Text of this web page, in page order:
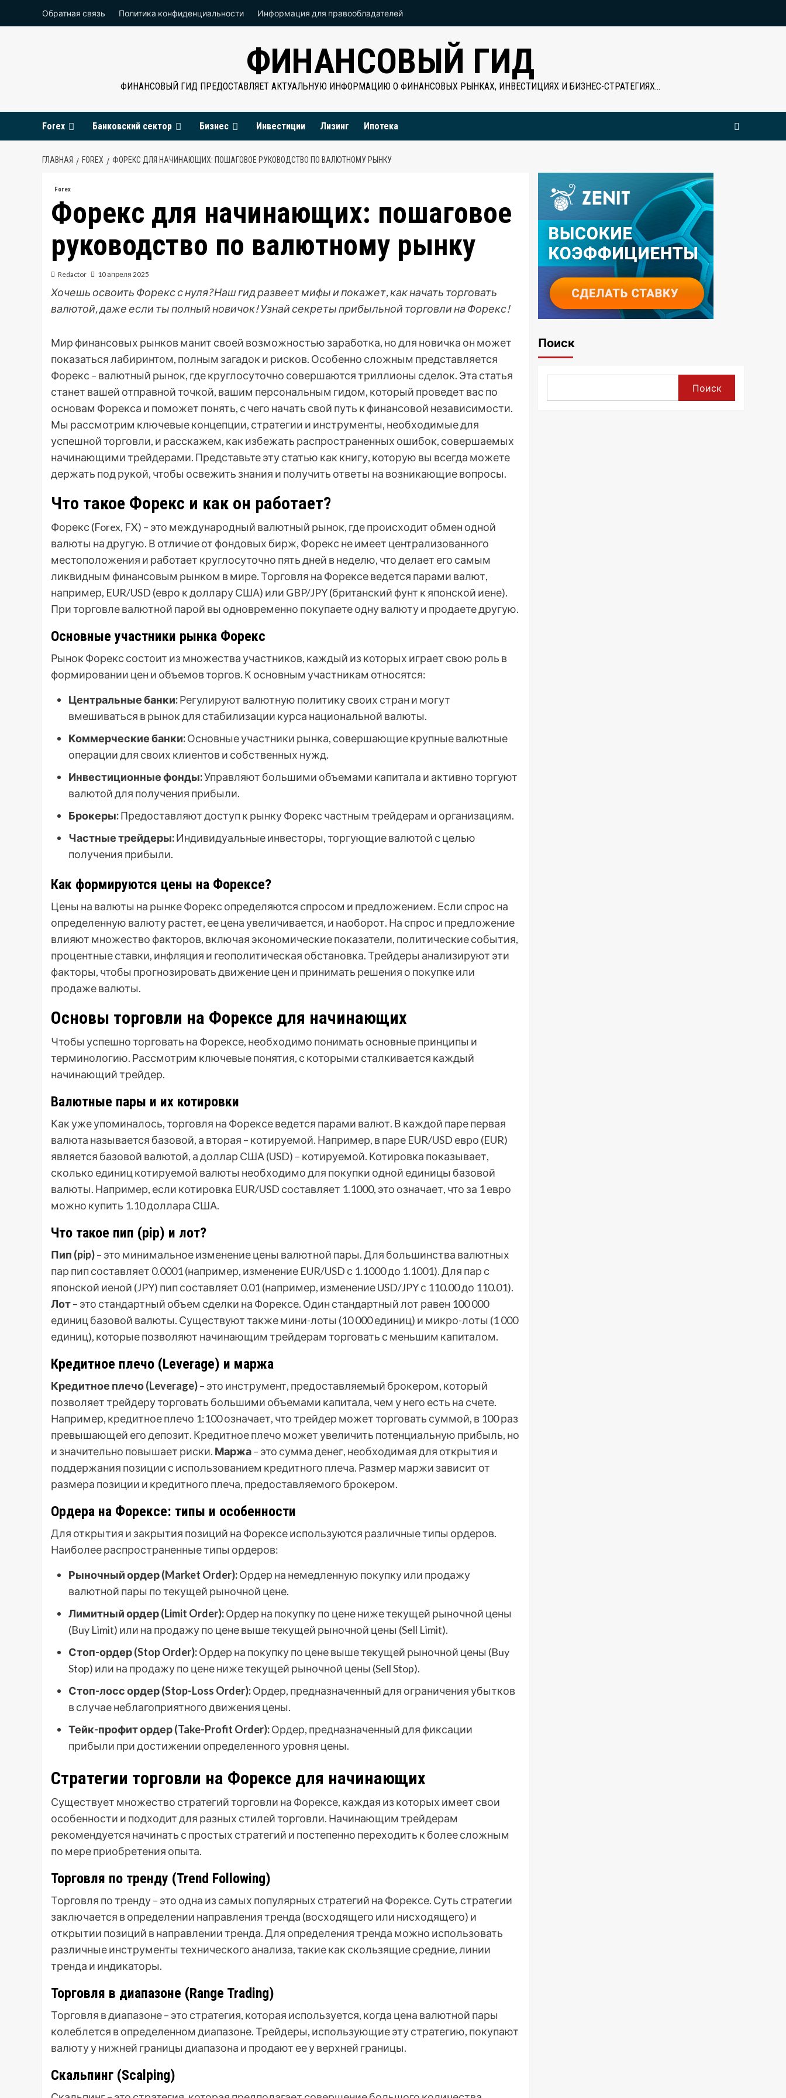
Обратная связь Политика конфиденциальности Информация для правообладателей
ФИНАНСОВЫЙ ГИД
ФИНАНСОВЫЙ ГИД ПРЕДОСТАВЛЯЕТ АКТУАЛЬНУЮ ИНФОРМАЦИЮ О ФИНАНСОВЫХ РЫНКАХ, ИНВЕСТИЦИЯХ И БИЗНЕС-СТРАТЕГИЯХ…
Forex Банковский сектор Бизнес Инвестиции Лизинг Ипотека
ГЛАВНАЯ FOREX ФОРЕКС ДЛЯ НАЧИНАЮЩИХ: ПОШАГОВОЕ РУКОВОДСТВО ПО ВАЛЮТНОМУ РЫНКУ
Forex
Форекс для начинающих: пошаговое
руководство по валютному рынку
Redactor 10 апреля 2025
Хочешь освоить Форекс с нуля? Наш гид развеет мифы и покажет, как начать торговать
валютой, даже если ты полный новичок! Узнай секреты прибыльной торговли на Форекс!
Мир финансовых рынков манит своей возможностью заработка, но для новичка он может
показаться лабиринтом, полным загадок и рисков. Особенно сложным представляется
Форекс – валютный рынок, где круглосуточно совершаются триллионы сделок. Эта статья
станет вашей отправной точкой, вашим персональным гидом, который проведет вас по
основам Форекса и поможет понять, с чего начать свой путь к финансовой независимости.
Мы рассмотрим ключевые концепции, стратегии и инструменты, необходимые для
успешной торговли, и расскажем, как избежать распространенных ошибок, совершаемых
начинающими трейдерами. Представьте эту статью как книгу, которую вы всегда можете
держать под рукой, чтобы освежить знания и получить ответы на возникающие вопросы.
Что такое Форекс и как он работает?
Форекс (Forex, FX) – это международный валютный рынок, где происходит обмен одной
валюты на другую. В отличие от фондовых бирж, Форекс не имеет централизованного
местоположения и работает круглосуточно пять дней в неделю, что делает его самым
ликвидным финансовым рынком в мире. Торговля на Форексе ведется парами валют,
например, EUR/USD (евро к доллару США) или GBP/JPY (британский фунт к японской иене).
При торговле валютной парой вы одновременно покупаете одну валюту и продаете другую.
Основные участники рынка Форекс
Рынок Форекс состоит из множества участников, каждый из которых играет свою роль в
формировании цен и объемов торгов. К основным участникам относятся:
Центральные банки:Регулируют валютную политику своих стран и могут
вмешиваться в рынок для стабилизации курса национальной валюты.
Коммерческие банки:Основные участники рынка, совершающие крупные валютные
операции для своих клиентов и собственных нужд.
Инвестиционные фонды:Управляют большими объемами капитала и активно торгуют
валютой для получения прибыли.
Брокеры:Предоставляют доступ к рынку Форекс частным трейдерам и организациям.
Частные трейдеры:Индивидуальные инвесторы, торгующие валютой с целью
получения прибыли.
Как формируются цены на Форексе?
Цены на валюты на рынке Форекс определяются спросом и предложением. Если спрос на
определенную валюту растет, ее цена увеличивается, и наоборот. На спрос и предложение
влияют множество факторов, включая экономические показатели, политические события,
процентные ставки, инфляция и геополитическая обстановка. Трейдеры анализируют эти
факторы, чтобы прогнозировать движение цен и принимать решения о покупке или
продаже валюты.
Основы торговли на Форексе для начинающих
Чтобы успешно торговать на Форексе, необходимо понимать основные принципы и
терминологию. Рассмотрим ключевые понятия, с которыми сталкивается каждый
начинающий трейдер.
Валютные пары и их котировки
Как уже упоминалось, торговля на Форексе ведется парами валют. В каждой паре первая
валюта называется базовой, а вторая – котируемой. Например, в паре EUR/USD евро (EUR)
является базовой валютой, а доллар США (USD) – котируемой. Котировка показывает,
сколько единиц котируемой валюты необходимо для покупки одной единицы базовой
валюты. Например, если котировка EUR/USD составляет 1.1000, это означает, что за 1 евро
можно купить 1.10 доллара США.
Что такое пип (pip) и лот?
Пип (pip)– это минимальное изменение цены валютной пары. Для большинства валютных
пар пип составляет 0.0001 (например, изменение EUR/USD с 1.1000 до 1.1001). Для пар с
японской иеной (JPY) пип составляет 0.01 (например, изменение USD/JPY с 110.00 до 110.01).
Лот– это стандартный объем сделки на Форексе. Один стандартный лот равен 100 000
единиц базовой валюты. Существуют также мини-лоты (10 000 единиц) и микро-лоты (1 000
единиц), которые позволяют начинающим трейдерам торговать с меньшим капиталом.
Кредитное плечо (Leverage) и маржа
Кредитное плечо (Leverage)– это инструмент, предоставляемый брокером, который
позволяет трейдеру торговать большими объемами капитала, чем у него есть на счете.
Например, кредитное плечо 1:100 означает, что трейдер может торговать суммой, в 100 раз
превышающей его депозит. Кредитное плечо может увеличить потенциальную прибыль, но
и значительно повышает риски. Маржа– это сумма денег, необходимая для открытия и
поддержания позиции с использованием кредитного плеча. Размер маржи зависит от
размера позиции и кредитного плеча, предоставляемого брокером.
Ордера на Форексе: типы и особенности
Для открытия и закрытия позиций на Форексе используются различные типы ордеров.
Наиболее распространенные типы ордеров:
Рыночный ордер (Market Order):Ордер на немедленную покупку или продажу
валютной пары по текущей рыночной цене.
Лимитный ордер (Limit Order):Ордер на покупку по цене ниже текущей рыночной цены
(Buy Limit) или на продажу по цене выше текущей рыночной цены (Sell Limit).
Стоп-ордер (Stop Order):Ордер на покупку по цене выше текущей рыночной цены (Buy
Stop) или на продажу по цене ниже текущей рыночной цены (Sell Stop).
Стоп-лосс ордер (Stop-Loss Order):Ордер, предназначенный для ограничения убытков
в случае неблагоприятного движения цены.
Тейк-профит ордер (Take-Profit Order):Ордер, предназначенный для фиксации
прибыли при достижении определенного уровня цены.
Стратегии торговли на Форексе для начинающих
Существует множество стратегий торговли на Форексе, каждая из которых имеет свои
особенности и подходит для разных стилей торговли. Начинающим трейдерам
рекомендуется начинать с простых стратегий и постепенно переходить к более сложным
по мере приобретения опыта.
Торговля по тренду (Trend Following)
Торговля по тренду – это одна из самых популярных стратегий на Форексе. Суть стратегии
заключается в определении направления тренда (восходящего или нисходящего) и
открытии позиций в направлении тренда. Для определения тренда можно использовать
различные инструменты технического анализа, такие как скользящие средние, линии
тренда и индикаторы.
Торговля в диапазоне (Range Trading)
Торговля в диапазоне – это стратегия, которая используется, когда цена валютной пары
колеблется в определенном диапазоне. Трейдеры, использующие эту стратегию, покупают
валюту у нижней границы диапазона и продают ее у верхней границы.
Скальпинг (Scalping)
Поиск
Поиск